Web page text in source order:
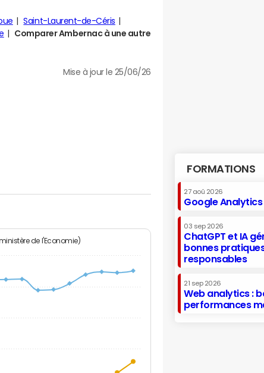
Saint-Laurent-de-Céris
Comparer Ambernac à une autre
Mise à jour le 25/06/26
de l'Economie)
FORMATIONS
27 aoû 2026
Google Analytics
03 sep 2026
ChatGPT et IA
bonnes
responsables
21 sep 2026
Web analytics :
performances